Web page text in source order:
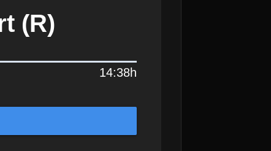
(R)
14:38h